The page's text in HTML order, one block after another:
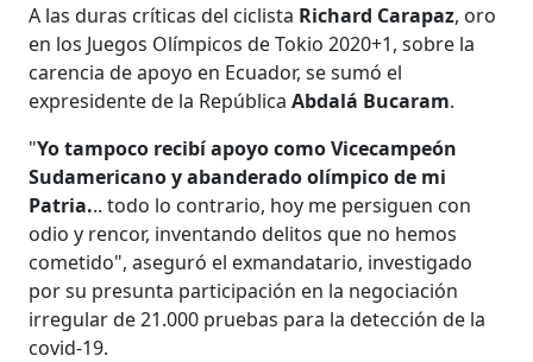
A las duras críticas del ciclista Richard Carapaz, oro
en los Juegos Olímpicos de Tokio 2020+1, sobre la
carencia de apoyo en Ecuador, se sumó el
expresidente de la RepúblicaAbdalá Bucaram.
"Yo tampoco recibí apoyocomo Vicecampeón
Sudamericano y abanderado olímpico de mi
Patria... todo lo contrario, hoy me persiguen con
odio y rencor, inventando delitos que no hemos
cometido", aseguró el exmandatario, investigado
por su presunta participación en la negociación
irregular de 21.000 pruebas para la detección de la
covid-19.